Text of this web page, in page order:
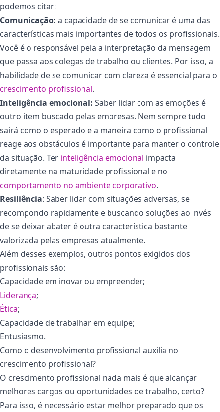
podemos citar:
Comunicação: a capacidade de se comunicar é uma das
características mais importantes de todos os profissionais.
Você é o responsável pela a interpretação da mensagem
que passa aos colegas de trabalho ou clientes. Por isso, a
habilidade de se comunicar com clareza é essencial para o
crescimento profissional.
Inteligência emocional: Saber lidar com as emoções é
outro item buscado pelas empresas. Nem sempre tudo
sairá como o esperado e a maneira como o profissional
reage aos obstáculos é importante para manter o controle
da situação. Ter inteligência emocional impacta
diretamente na maturidade profissional e no
comportamento no ambiente corporativo.
Resiliência: Saber lidar com situações adversas, se
recompondo rapidamente e buscando soluções ao invés
de se deixar abater é outra característica bastante
valorizada pelas empresas atualmente.
Além desses exemplos, outros pontos exigidos dos
profissionais são:
Capacidade em inovar ou empreender;
Liderança;
Ética;
Capacidade de trabalhar em equipe;
Entusiasmo.
Como o desenvolvimento profissional auxilia no
crescimento profissional?
O crescimento profissional nada mais é que alcançar
melhores cargos ou oportunidades de trabalho, certo?
Para isso, é necessário estar melhor preparado que os